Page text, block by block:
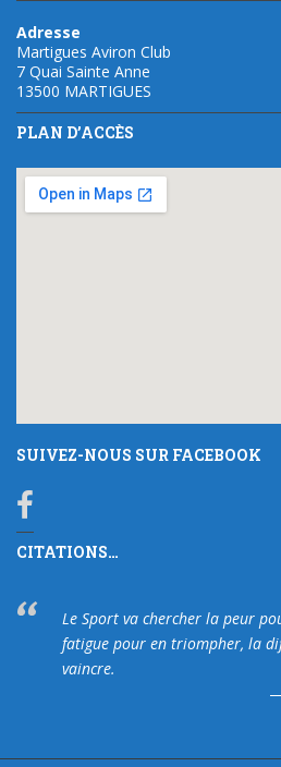
Adresse
Martigues Aviron Club
7 Quai Sainte Anne
13500 MARTIGUES
PLAN D’ACCÈS
SUIVEZ-NOUS SUR FACEBOOK
CITATIONS…
Le Sport va chercher la peur
fatigue pour en triompher, la
vaincre.